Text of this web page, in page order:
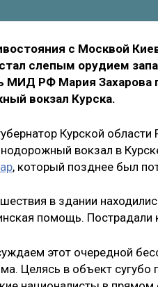
с Москвой
слепым орудием
МИД РФ Мария Захарова
вокзал Курска.
Курской
вокзал в
, который позднее был
в здании
помощь.
этот очередной
Целясь в объект